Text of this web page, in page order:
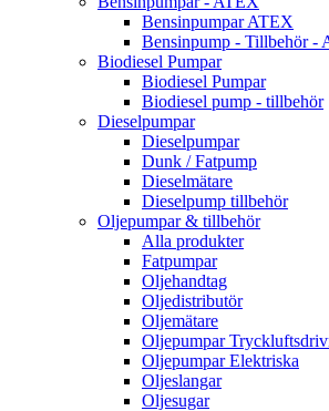
Bensinpumpar ATEX
Bensinpump - Tillbehör -
Biodiesel Pumpar
Biodiesel Pumpar
Biodiesel pump - tillbehör
Dieselpumpar
Dieselpumpar
Dunk / Fatpump
Dieselmätare
Dieselpump tillbehör
Oljepumpar & tillbehör
Alla produkter
Fatpumpar
Oljehandtag
Oljedistributör
Oljemätare
Oljepumpar
Oljepumpar Elektriska
Oljeslangar
Oljesugar